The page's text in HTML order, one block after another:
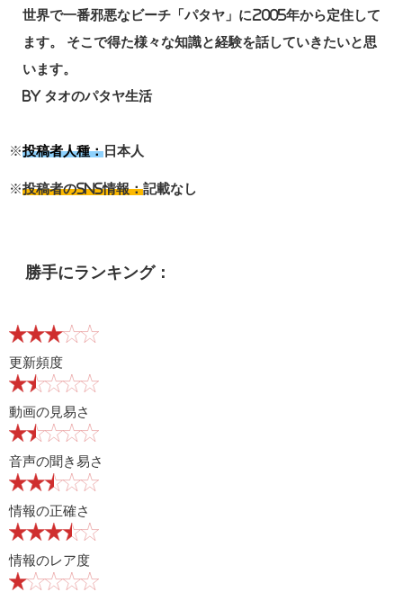
世界で一番邪悪なビーチ「パタヤ」に2005年から定住して
ます。 そこで得た様々な知識と経験を話していきたいと思
います。
By タオのパタヤ生活
※投稿者人種： 日本人
※投稿者のSNS情報：記載なし
勝手にランキング：
更新頻度
動画の見易さ
音声の聞き易さ
情報の正確さ
情報のレア度